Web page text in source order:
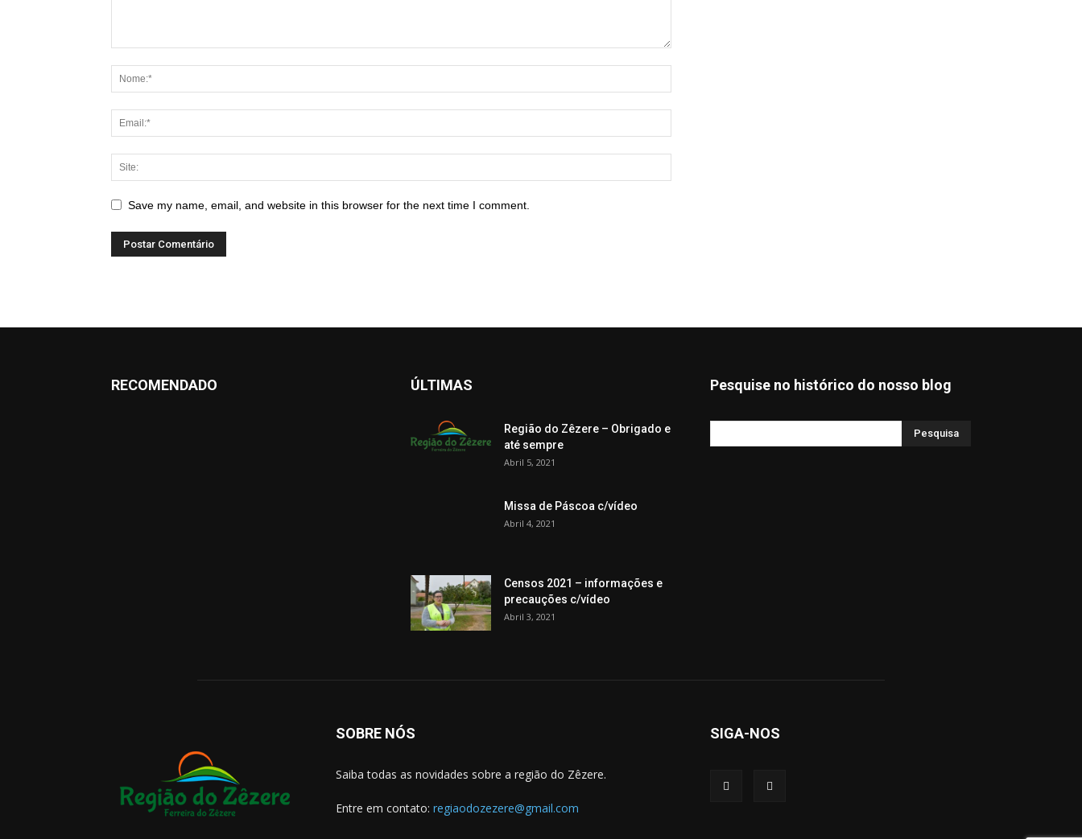
Save my name, email, and website in this browser for the next time I comment.
RECOMENDADO ÚLTIMAS
Região do Zêzere – Obrigado e
até sempre
Abril 5, 2021
Missa de Páscoa c/vídeo
Abril 4, 2021
Censos 2021 – informações e
precauções c/vídeo
Abril 3, 2021
Pesquise no histórico do nosso blog
SOBRE NÓS
Saiba todas as novidades sobre a região do Zêzere.
Entre em contato: regiaodozezere@gmail.com
SIGA-NOS